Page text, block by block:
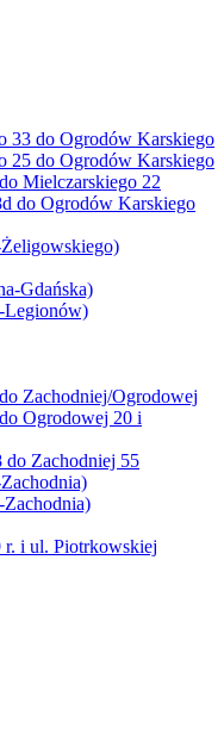
33 do Ogrodów Karskiego
25 do Ogrodów Karskiego
Mielczarskiego 22
do Ogrodów Karskiego
Gdańska)
Legionów)
Zachodniej/Ogrodowej
Ogrodowej 20 i
do Zachodniej 55
r. i ul. Piotrkowskiej